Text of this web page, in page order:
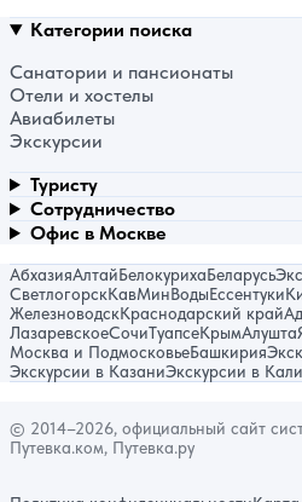
Категории поиска
Санатории и пансионаты
Отели и хостелы
Авиабилеты
Экскурсии
Туристу
Сотрудничество
Офис в Москве
АбхазияАлтайБелокурихаБеларусь
СветлогорскКавМинВодыЕссентуки
ЖелезноводскКраснодарский край
ЛазаревскоеСочиТуапсеКрымАлушта
Москва и ПодмосковьеБашкирия
Экскурсии в КазаниЭкскурсии в
© 2014–2026, официальный сайт
Путевка.ком, Путевка.ру